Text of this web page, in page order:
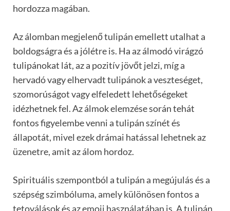
hordozza magában.
Az álomban megjelenő tulipán emellett utalhat a
boldogságra és a jólétre is. Ha az álmodó virágzó
tulipánokat lát, az a pozitív jövőt jelzi, míg a
hervadó vagy elhervadt tulipánok a veszteséget,
szomorúságot vagy elfeledett lehetőségeket
idézhetnek fel. Az álmok elemzése során tehát
fontos figyelembe venni a tulipán színét és
állapotát, mivel ezek drámai hatással lehetnek az
üzenetre, amit az álom hordoz.
Spirituális szempontból a tulipán a megújulás és a
szépség szimbóluma, amely különösen fontos a
tetoválások és az emoji használatában is. A tulipán